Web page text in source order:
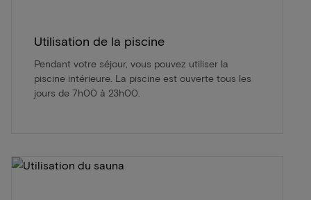
Utilisation de la piscine
Pendant votre séjour, vous pouvez utiliser la
piscine intérieure. La piscine est ouverte tous les
jours de 7h00 à 23h00.